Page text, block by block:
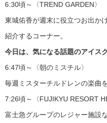
6:30頃～〈TREND GARDEN〉
東城佑香が週末に役立つお出か
紹介するコーナー。
今日は、気になる話題のアイス
6:47頃～〈朝のミスチル〉
毎週ミスターチルドレンの楽曲
7:26頃～〈FUJIKYU RESORT
富士急グループのレジャー施設